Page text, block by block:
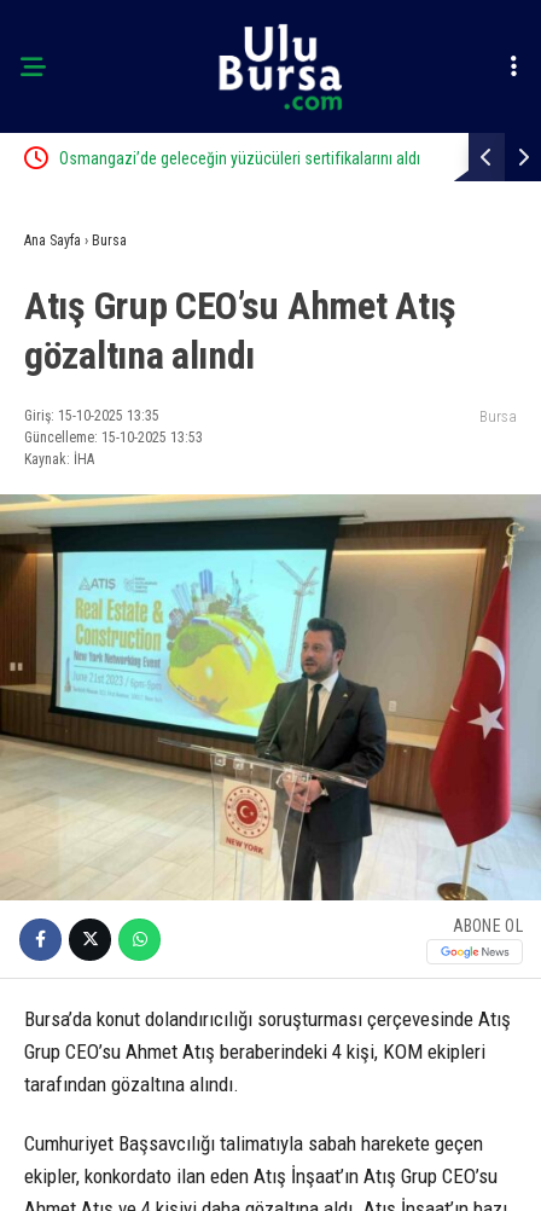
Osmangazi’de geleceğin yüzücüleri sertifikalarını aldı Mustafa
Ana Sayfa › Bursa
Atış Grup CEO’su Ahmet Atış
gözaltına alındı
Giriş: 15-10-2025 13:35
Güncelleme: 15-10-2025 13:53
Kaynak: İHA
Bursa
ABONE OL
Bursa’da konut dolandırıcılığı soruşturması çerçevesinde Atış
Grup CEO’su Ahmet Atış beraberindeki 4 kişi, KOM ekipleri
tarafından gözaltına alındı.
Cumhuriyet Başsavcılığı talimatıyla sabah harekete geçen
ekipler, konkordato ilan eden Atış İnşaat’ın Atış Grup CEO’su